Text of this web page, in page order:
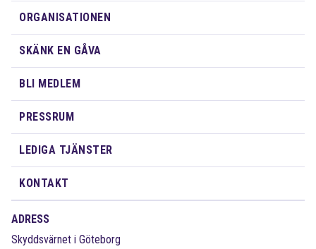
ORGANISATIONEN
SKÄNK EN GÅVA
BLI MEDLEM
PRESSRUM
LEDIGA TJÄNSTER
KONTAKT
ADRESS
Skyddsvärnet i Göteborg